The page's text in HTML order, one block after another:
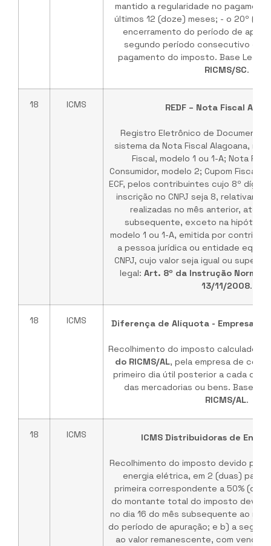
mantido a regularidade no
últimos 12 (doze) meses; - o 20º
encerramento do período de
segundo período consecutivo de
pagamento do imposto. Base Legal:
RICMS/SC.
18 ICMS REDF – Nota Fiscal
Registro Eletrônico de Documento
sistema da Nota Fiscal Alagoana,
Fiscal, modelo 1 ou 1-A; Nota
Consumidor, modelo 2; Cupom Fiscal,
ECF, pelos contribuintes cujo 8º dígito
inscrição no CNPJ seja 8,
realizadas no mês anterior, até o
subsequente, exceto na hipótese
modelo 1 ou 1-A, emitida por
a pessoa jurídica ou entidade
CNPJ, cujo valor seja igual ou
legal: Art. 8º da Instrução
13/11/2008.
18 ICMS Diferença de Alíquota - Empresa
Recolhimento do imposto calculado
do RICMS/AL, pela empresa de
primeiro dia útil posterior a cada
das mercadorias ou bens. Base
RICMS/AL.
18 ICMS ICMS Distribuidoras de
Recolhimento do imposto devido
energia elétrica, em 2 (duas)
primeira correspondente a 50%
do montante total do imposto
no dia 16 do mês subsequente ao
do período de apuração; e b) a
ao valor remanescente, com